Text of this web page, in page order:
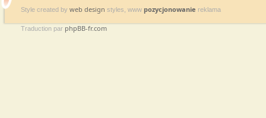
Style created by web design styles, www pozycjonowanie reklama
Traduction par phpBB-fr.com